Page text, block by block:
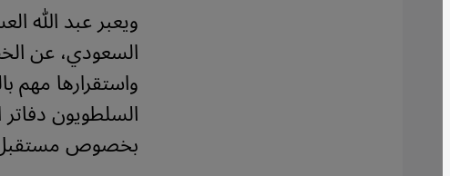
ويعبر عبد الله
السعودي، عن
واستقرارها مهم
السلطويون
بخصوص مستقبل